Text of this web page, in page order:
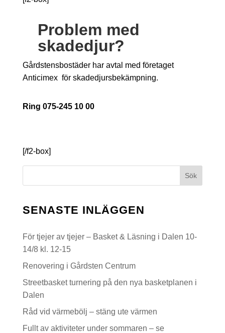
Problem med
skadedjur?
Gårdstensbostäder har avtal med företaget
Anticimex för skadedjursbekämpning.
Ring 075-245 10 00
[/f2-box]
Sök
SENASTE INLÄGGEN
För tjejer av tjejer – Basket & Läsning i Dalen 10-
14/8 kl. 12-15
Renovering i Gårdsten Centrum
Streetbasket turnering på den nya basketplanen i
Dalen
Råd vid värmebölj – stäng ute värmen
Fullt av aktiviteter under sommaren – se